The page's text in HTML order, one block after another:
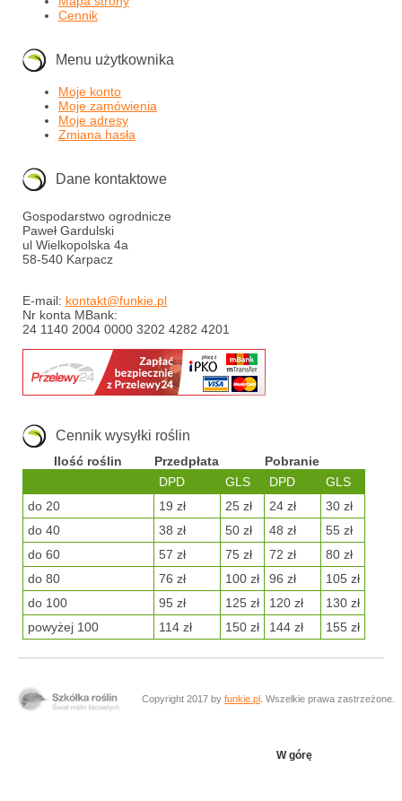
Cennik
Menu użytkownika
Moje konto
Moje zamówienia
Moje adresy
Zmiana hasła
Dane kontaktowe
Gospodarstwo ogrodnicze
Paweł Gardulski
ul Wielkopolska 4a
58-540 Karpacz
E-mail: kontakt@funkie.pl
Nr konta MBank:
24 1140 2004 0000 3202 4282 4201
Cennik wysyłki roślin
Ilość roślin Przedpłata
Pobranie
DPD
GLS DPD
GLS
do 20
19 zł 25 zł 24 zł
30 zł
do 40
38 zł 50 zł 48 zł
55 zł
do 60
57 zł 75 zł 72 zł
80 zł
do 80
76 zł 100 zł 96 zł
105 zł
do 100
95 zł 125 zł 120 zł
130 zł
powyżej 100
114 zł 150 zł 144 zł 155 zł
Copyright 2017 by funkie.pl . Wszelkie prawa zastrzeżone.
W górę